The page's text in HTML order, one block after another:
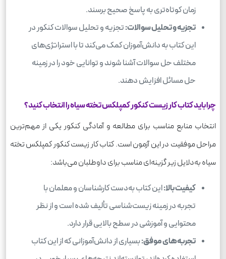
زمان کوتاه‌تری به پاسخ صحیح برسند.
تجزیه و تحلیل سوالات:تجزیه و تحلیل سوالات کنکور در
این کتاب به دانش‌آموزان کمک می‌کند تا با استراتژی‌های
مختلف حل سوالات آشنا شوند و توانایی خود را در زمینه
حل مسائل افزایش دهند.
چرا باید کتاب کار زیست کنکور کمپلکس تخته سیاه را انتخاب کنید؟
انتخاب منابع مناسب برای مطالعه و آمادگی کنکور یکی از مهم‌ترین
مراحل موفقیت در این آزمون است. کتاب کار زیست کنکور کمپلکس تخته
سیاه به‌دلایل زیر گزینه‌ای مناسب برای داوطلبان می‌باشد:
کیفیت بالا:این کتاب به‌دست کارشناسان و معلمان با
تجربه در زمینه زیست‌شناسی تألیف شده است و از نظر
محتوایی و آموزشی در سطح بالایی قرار دارد.
تجربه‌های موفق:بسیاری از دانش‌آموزانی که از این کتاب